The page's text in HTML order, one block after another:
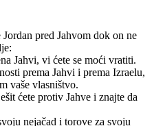
pred Jahvom dok on ne
Jahvi, vi ćete se moći vratiti.
prema Jahvi i prema Izraelu,
vaše vlasništvo.
ćete protiv Jahve i znajte da
nejačad i torove za svoju